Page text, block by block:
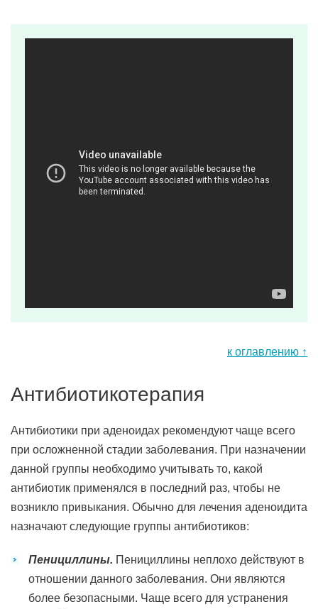
к оглавлению ↑
Антибиотикотерапия
Антибиотики при аденоидах рекомендуют чаще всего
при осложненной стадии заболевания. При назначении
данной группы необходимо учитывать то, какой
антибиотик применялся в последний раз, чтобы не
возникло привыкания. Обычно для лечения аденоидита
назначают следующие группы антибиотиков:
Пенициллины. Пенициллины неплохо действуют в
отношении данного заболевания. Они являются
более безопасными. Чаще всего для устранения